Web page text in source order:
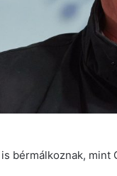
bérmálkoznak, mint